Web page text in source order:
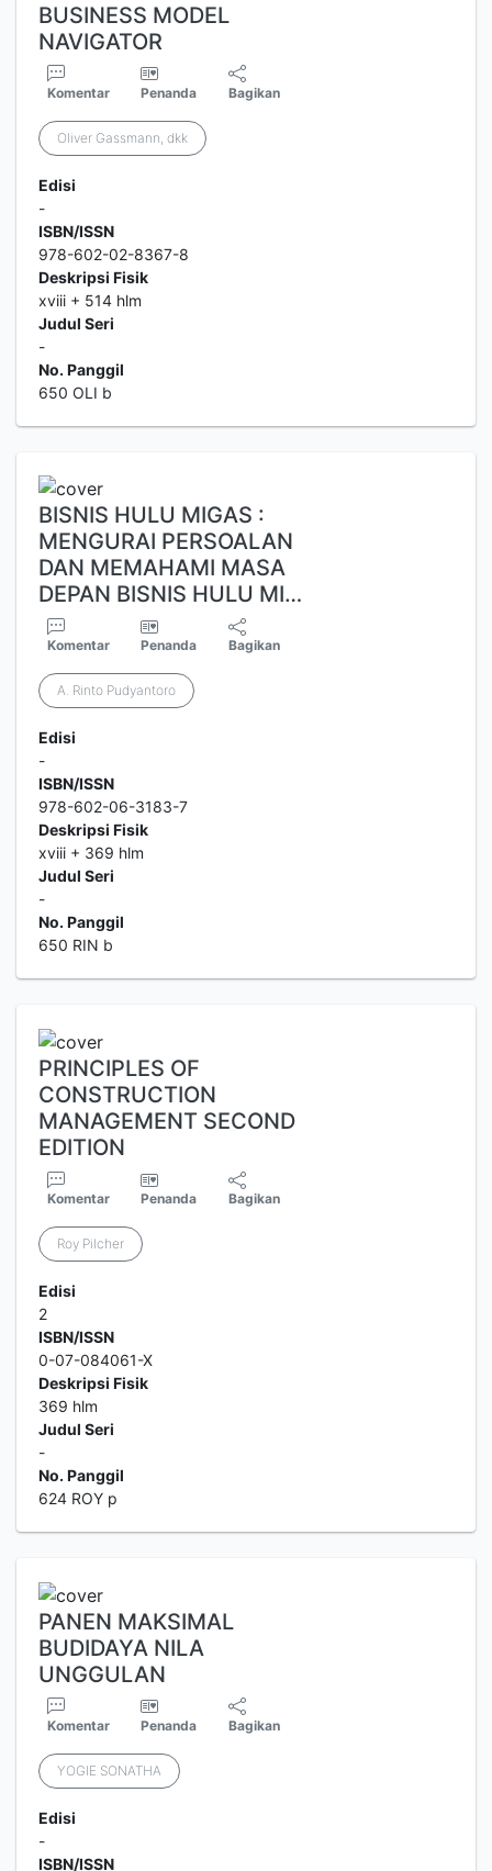
BUSINESS MODEL
NAVIGATOR
Komentar Penanda Bagikan
Oliver Gassmann, dkk
Edisi
-
ISBN/ISSN
978-602-02-8367-8
Deskripsi Fisik
xviii + 514 hlm
Judul Seri
-
No. Panggil
650 OLI b
BISNIS HULU MIGAS :
MENGURAI PERSOALAN
DAN MEMAHAMI MASA
DEPAN BISNIS HULU MI…
Komentar Penanda Bagikan
A. Rinto Pudyantoro
Edisi
-
ISBN/ISSN
978-602-06-3183-7
Deskripsi Fisik
xviii + 369 hlm
Judul Seri
-
No. Panggil
650 RIN b
PRINCIPLES OF
CONSTRUCTION
MANAGEMENT SECOND
EDITION
Komentar Penanda Bagikan
Roy Pilcher
Edisi
2
ISBN/ISSN
0-07-084061-X
Deskripsi Fisik
369 hlm
Judul Seri
-
No. Panggil
624 ROY p
PANEN MAKSIMAL
BUDIDAYA NILA
UNGGULAN
Komentar Penanda Bagikan
YOGIE SONATHA
Edisi
-
ISBN/ISSN